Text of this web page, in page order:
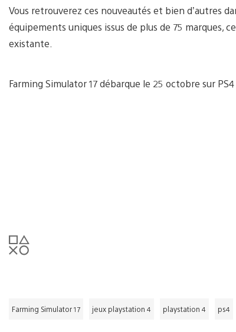
Vous retrouverez ces nouveautés et bien d’autres
équipements uniques issus de plus de 75 marques,
existante.
Farming Simulator 17 débarque le 25 octobre sur PS4
Farming Simulator 17 jeux playstation 4 playstation 4 ps4